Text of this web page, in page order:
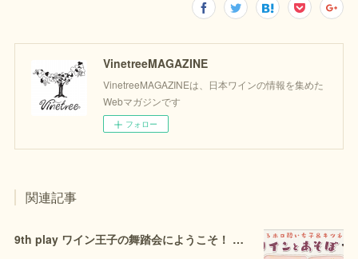
VinetreeMAGAZINE
VinetreeMAGAZINEは、日本ワインの情報を集めた
Webマガジンです
フォロー
関連記事
9th play ワイン王子の舞踏会にようこそ！ シンデレラ・チーズ決定戦（後編）